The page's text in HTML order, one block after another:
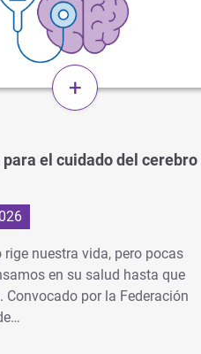
+
para el cuidado del cerebro
rige nuestra vida, pero pocas
en su salud hasta que
Convocado por la Federación